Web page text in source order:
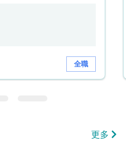
全職
更多